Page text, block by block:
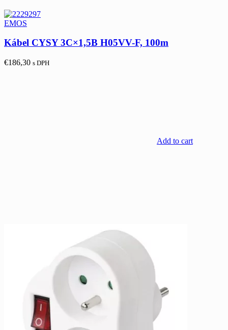
EMOS
Kábel CYSY 3C×1,5B H05VV-F, 100m
€186,30 s DPH
Add to cart